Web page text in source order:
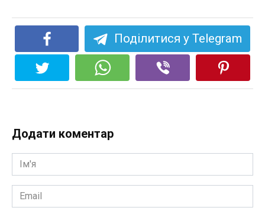
Поділитися у Telegram
Додати коментар
Ім'я
*
Email
*